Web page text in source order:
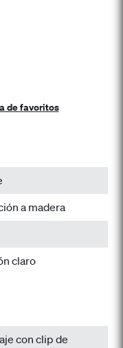
de favoritos
a madera
claro
con clip de